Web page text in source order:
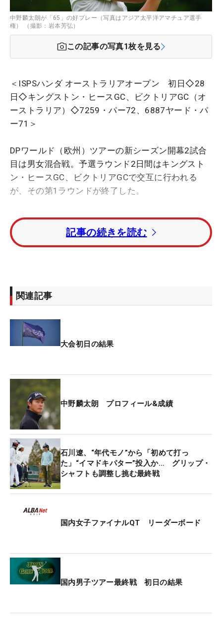
中野麟太朗が「65」の好プレー（写真はアジア太平洋アマチュア選手
権） （撮影：岩本芳弘）
この記事の写真1枚を見る
＜ISPSハンダ オーストラリアオープン 初日◇28
日◇キングストン・ヒースGC、ビクトリアGC（オ
ーストラリア）◇7259・パー72、6887ヤード・パ
ー71＞
DPワールド（欧州）ツアーの新シーズン開幕2試合
目は男女混合戦。予選ラウンド2日間はキングスト
ン・ヒースGC、ビクトリアGCで交互に行われる
が、その第1ラウンドが終了した。
日本男子では、アマチュアの中野麟太朗（早大3
年）が出場。初日はキングストン・ヒースGCでプレ
ーし、8バーディ・1ボギーの「65」。7アンダー・
に中野、リッグス・ジョンストン（米国）が続いて
いる。
LIVゴルフのキャメロン・スミス（オーストラリ
ア）は4アンダー・6位タイ、ツアー3勝のミンウ
今大会の上位3人（有資格者を除く）には来年の海
外メジャー「全英オープン」の出場権が与えられ
る。
同時に行われている女子はアマチュアの新地真美夏
（共立女子第二高2年）が1アンダー・12位タイが日
本勢最上位。金澤志奈、杉原彩花はイーブンパー・
19位タイ。深谷琴乃は2アンダー・42位タイで終え
記事の続きを読む
関連記事
大会初日の結果
中野麟太朗 プロフィール&成績
石川遼、“年代モノ”から「初めて打っ
た」“イマドキパター”投入か… グリップ・
シャフトも調整し挑む最終戦
国内女子ファイナルQT リーダーボード
国内男子ツアー最終戦 初日の結果